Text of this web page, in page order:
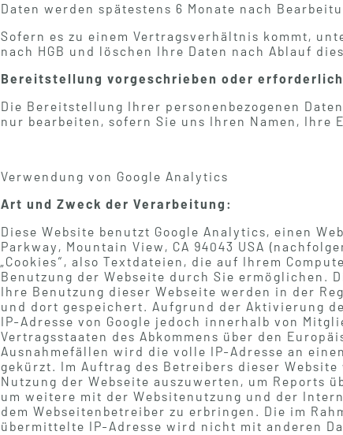
Daten werden spätestens 6 Monate nach
Sofern es zu einem Vertragsverhältnis kommt,
nach HGB und löschen Ihre Daten nach Ablauf
Bereitstellung vorgeschrieben oder
Die Bereitstellung Ihrer personenbezogenen
nur bearbeiten, sofern Sie uns Ihren Namen, Ihre
Verwendung von Google Analytics
Art und Zweck der Verarbeitung:
Diese Website benutzt Google Analytics, einen
Parkway, Mountain View, CA 94043 USA
„Cookies“, also Textdateien, die auf Ihrem
Benutzung der Webseite durch Sie ermöglichen.
Ihre Benutzung dieser Webseite werden in der
und dort gespeichert. Aufgrund der Aktivierung
IP-Adresse von Google jedoch innerhalb von
Vertragsstaaten des Abkommens über den
Ausnahmefällen wird die volle IP-Adresse an
gekürzt. Im Auftrag des Betreibers dieser
Nutzung der Webseite auszuwerten, um Reports
um weitere mit der Websitenutzung und der
dem Webseitenbetreiber zu erbringen. Die im
übermittelte IP-Adresse wird nicht mit anderen